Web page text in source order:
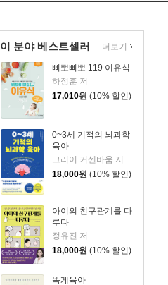
이 분야 베스트셀러
삐뽀삐뽀 119 이유식
하정훈 저
17,010원 (10% 할인)
0~3세 기적의 뇌과학
육아
18,000원 (10% 할인)
아이의 친구관계를 다
루다
정유진 저
18,000원 (10% 할인)
똑게육아
더보기